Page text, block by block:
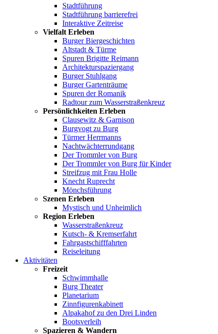
Stadtführung
Stadtführung barrierefrei
Interaktive Zeitreise
Vielfalt Erleben
Burger Biergeschichten
Altstadt & Türme
Spuren Brigitte Reimann
Architekturspaziergang
Burger Stuhlgang
Burger Gartenträume
Spuren der Romanik
Radtour zum Wasserstraßenkreuz
Persönlichkeiten Erleben
Clausewitz & Garnison
Burgvogt zu Burg
Türmer Herrmanns
Nachtwächterrundgang
Der Trommler von Burg
Der Trommler von Burg für Kinder
Streifzug mit Frau Holle
Knecht Ruprecht
Mönchsführung
Szenen Erleben
Mystisch und Unheimlich
Region Erleben
Wasserstraßenkreuz
Kutsch- & Kremserfahrt
Fahrgastschifffahrten
Reiseleitung
Aktivitäten
Freizeit
Schwimmhalle
Burg Theater
Planetarium
Zinnfigurenkabinett
Alpakahof zu den Drei Linden
Bootsverleih
Spazieren & Wandern